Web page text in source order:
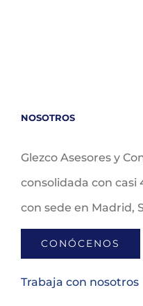
NOSOTROS
Glezco Asesores y
consolidada con casi
con sede en Madrid,
CONÓCENOS
Trabaja con nosotros